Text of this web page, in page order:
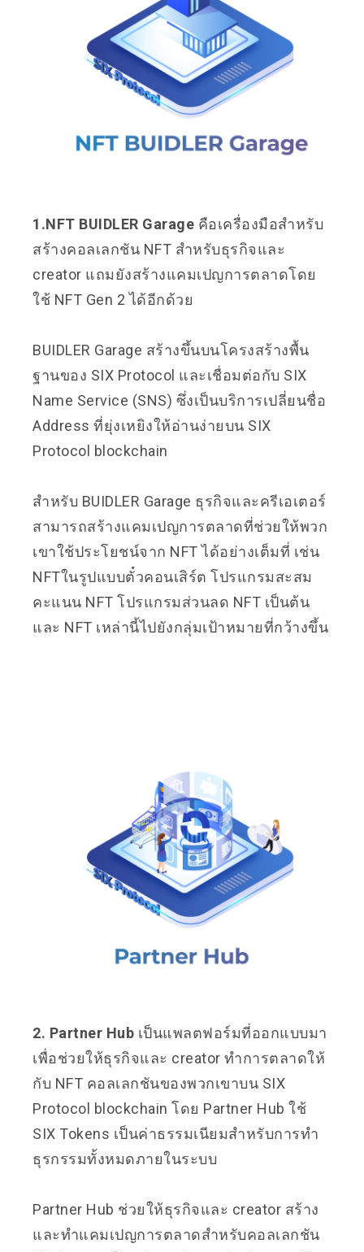
1.NFT BUIDLER Garage คือเครื่องมือสำหรับ
สร้างคอลเลกชัน NFT สำหรับธุรกิจและ
creator แถมยังสร้างแคมเปญการตลาดโดย
ใช้ NFT Gen 2 ได้อีกด้วย
BUIDLER Garage สร้างขึ้นบนโครงสร้างพื้น
ฐานของ SIX Protocol และเชื่อมต่อกับ SIX
Name Service (SNS) ซึ่งเป็นบริการเปลี่ยนชื่อ
Address ที่ยุ่งเหยิงให้อ่านง่ายบน SIX
Protocol blockchain
สำหรับ BUIDLER Garage ธุรกิจและครีเอเตอร์
สามารถสร้างแคมเปญการตลาดที่ช่วยให้พวก
เขาใช้ประโยชน์จาก NFT ได้อย่างเต็มที่ เช่น
NFTในรูปแบบตั๋วคอนเสิร์ต โปรแกรมสะสม
คะแนน NFT โปรแกรมส่วนลด NFT เป็นต้น
และ NFT เหล่านี้ไปยังกลุ่มเป้าหมายที่กว้างขึ้น
2. Partner Hub เป็นแพลตฟอร์มที่ออกแบบมา
เพื่อช่วยให้ธุรกิจและ creator ทำการตลาดให้
กับ NFT คอลเลกชันของพวกเขาบน SIX
Protocol blockchain โดย Partner Hub ใช้
SIX Tokens เป็นค่าธรรมเนียมสำหรับการทำ
ธุรกรรมทั้งหมดภายในระบบ
Partner Hub ช่วยให้ธุรกิจและ creator สร้าง
และทำแคมเปญการตลาดสำหรับคอลเลกชัน